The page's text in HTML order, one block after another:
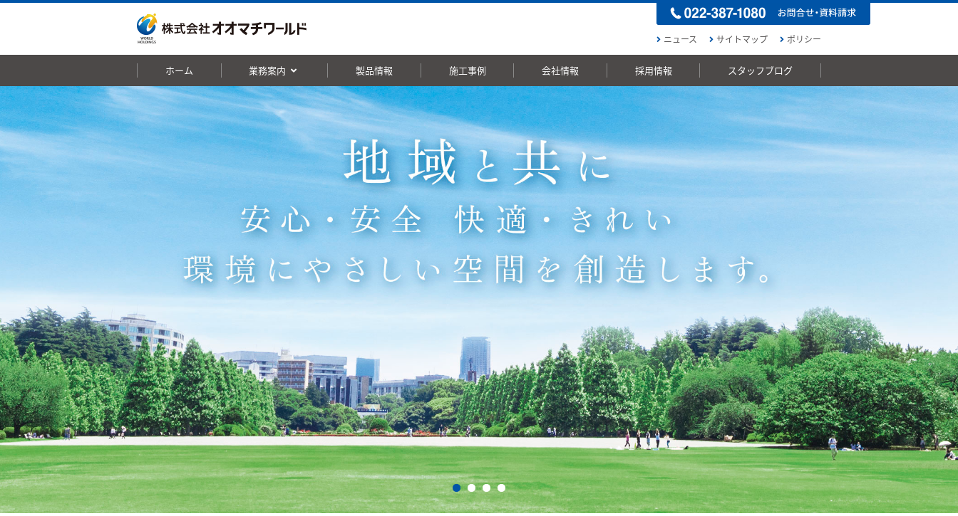
ニュース サイトマップ ポリシー
ホーム 業務案内 製品情報 施工事例 会社情報 採用情報 スタッフブログ